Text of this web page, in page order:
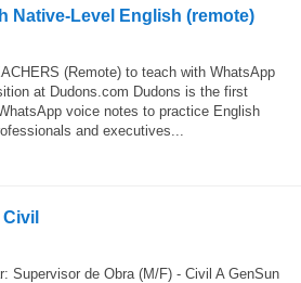
Native-Level English (remote)
(Remote) to teach with WhatsApp
at Dudons.com Dudons is the first
voice notes to practice English
and executives...
Supervisor de Obra (M/F) - Civil A GenSun